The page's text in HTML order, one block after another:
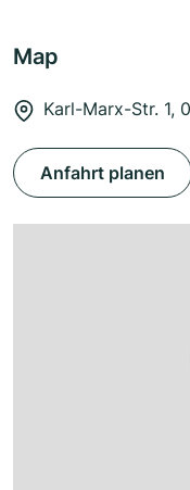
Map
Karl-Marx-Str. 1,
Anfahrt planen